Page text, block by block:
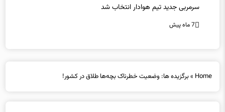
پیروزی اینتر برای تثبیت صدرنشینی/ افزایش فاصله با ناپولی
7 ماه پیش
Home
»برگزیده ها: وضعیت خطرناک بچه‌ها طلاق در کشور!